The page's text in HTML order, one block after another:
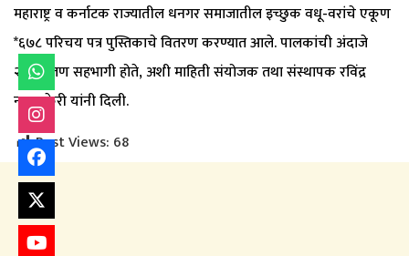
महाराष्ट्र व कर्नाटक राज्यातील धनगर समाजातील इच्छुक वधू-वरांचे एकूण
*६७८ परिचय पत्र पुस्तिकाचे वितरण करण्यात आले. पालकांची अंदाजे
२२०० जण सहभागी होते, अशी माहिती संयोजक तथा संस्थापक रविंद्र
नागणकेरी यांनी दिली.
Post Views: 68